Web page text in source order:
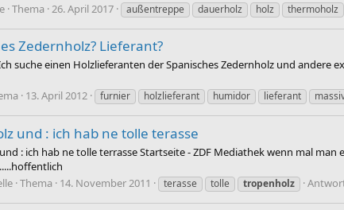
Thema 26. April 2017 außentreppe dauerholz holz thermoholz
Zedernholz? Lieferant?
suche einen Holzlieferanten der Spanisches Zedernholz und
13. April 2012 furnier holzlieferant humidor lieferant
und : ich hab ne tolle terasse
: ich hab ne tolle terrasse Startseite - ZDF Mediathek wenn mal
Thema 14. November 2011 terasse tolle tropenholz